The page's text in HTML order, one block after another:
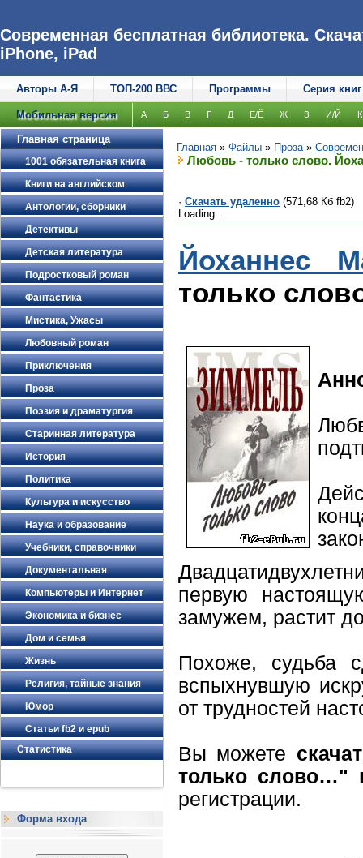
Современная бесплатная библиотека.
iPhone, iPad
Авторы А-Я ТОП-200 ВВС Программы Серия книг
Мобильная версия А Б В Г Д Е/Ё Ж З И/Й К
Главная страница
1001 обязательная книга
Книги на английском
Антологии, сборники
Детективы
Детская литература
Подростковый роман
Фантастика
Мистика, Ужасы
Любовный роман
Приключения
Проза
Поэзия и драматургия
Старинная литература
История
Политика
Культура и искусство
Наука и образование
Учебники, справочники
Документальная
Компьютеры и Интернет
Экономика и бизнес
Дом и семья
Жизнь
Религия, тайные знания
Юмор
Статьи fb2 и epub
Статистика
Форма входа
Главная » Файлы » Проза»
Любовь - только слово.
· Скачать удаленно (571,68 Кб fb2)
Loading...
Йоханнес
только
первую
замужем, растит
Похоже, судьба
вспыхнувшую
от трудностей
Вы можете
только слово…"
регистрации.